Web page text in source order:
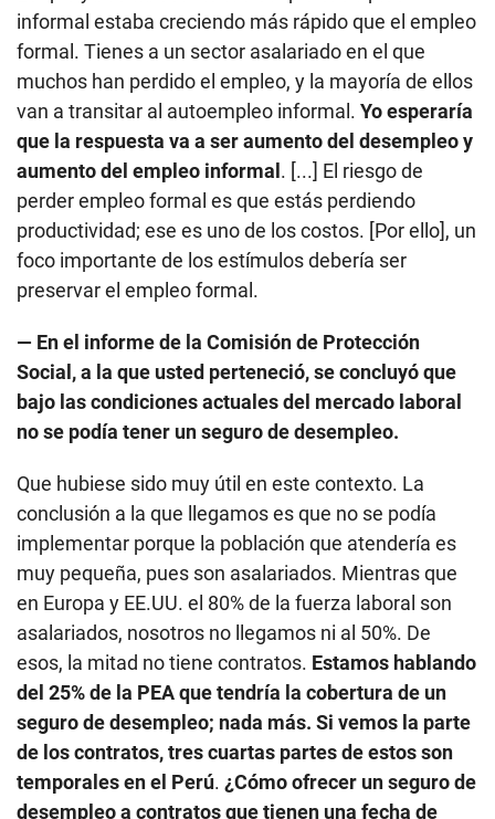
aumento del empleo informal. [...] El riesgo de
perder empleo formal es que estás perdiendo
productividad; ese es uno de los costos. [Por ello], un
foco importante de los estímulos debería ser
preservar el empleo formal.
— En el informe de la Comisión de Protección
Social, a la que usted perteneció, se concluyó que
bajo las condiciones actuales del mercado laboral
no se podía tener un seguro de desempleo.
Que hubiese sido muy útil en este contexto. La
conclusión a la que llegamos es que no se podía
implementar porque la población que atendería es
muy pequeña, pues son asalariados. Mientras que
en Europa y EE.UU. el 80% de la fuerza laboral son
asalariados, nosotros no llegamos ni al 50%. De
esos, la mitad no tiene contratos.Estamos hablando
del 25% de la PEA que tendría la cobertura de un
seguro de desempleo; nada más. Si vemos la parte
de los contratos, tres cuartas partes de estos son
temporales en el Perú.¿Cómo ofrecer un seguro de
desempleo a contratos que tienen una fecha de
terminación? Al final te quedas con una porción muy
pequeña de la PEA a la que puedes ofrecerle esto.
La propuesta era incentivar más el trabajo
asalariado formal y eso deberíamos tomarlo más en
serio.